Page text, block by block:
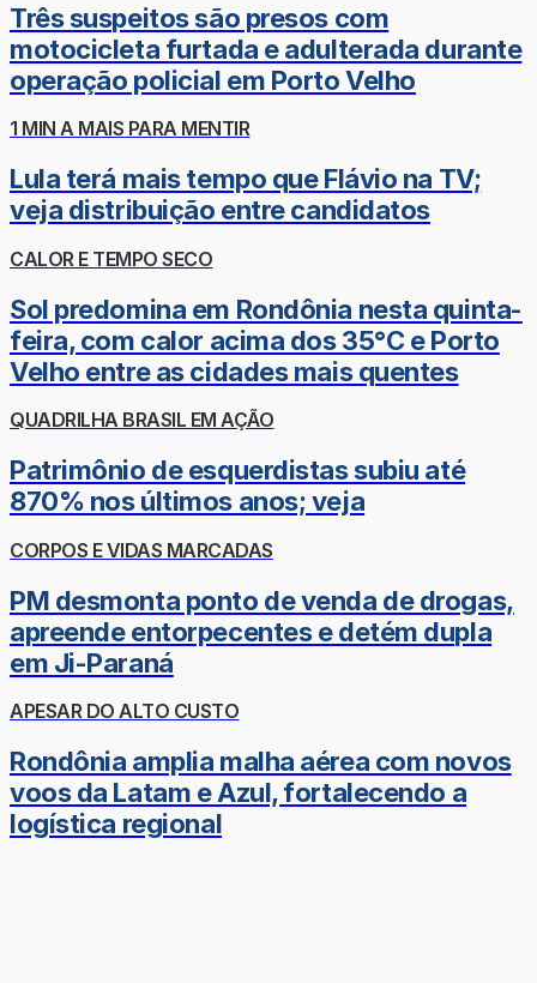
Três suspeitos são presos com
motocicleta furtada e adulterada durante
operação policial em Porto Velho
1 MIN A MAIS PARA MENTIR
Lula terá mais tempo que Flávio na TV;
veja distribuição entre candidatos
CALOR E TEMPO SECO
Sol predomina em Rondônia nesta quinta-
feira, com calor acima dos 35°C e Porto
Velho entre as cidades mais quentes
QUADRILHA BRASIL EM AÇÃO
Patrimônio de esquerdistas subiu até
870% nos últimos anos; veja
CORPOS E VIDAS MARCADAS
PM desmonta ponto de venda de drogas,
apreende entorpecentes e detém dupla
em Ji-Paraná
APESAR DO ALTO CUSTO
Rondônia amplia malha aérea com novos
voos da Latam e Azul, fortalecendo a
logística regional